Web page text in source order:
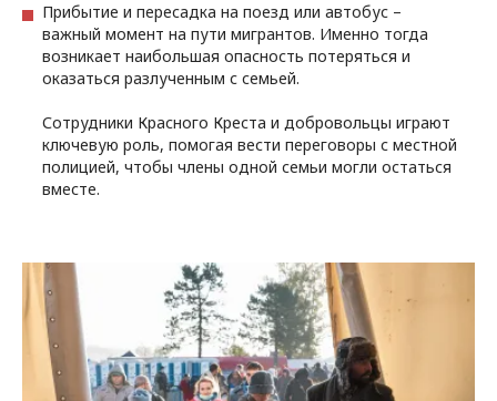
Прибытие и пересадка на поезд или автобус –
важный момент на пути мигрантов. Именно тогда
возникает наибольшая опасность потеряться и
оказаться разлученным с семьей.
Сотрудники Красного Креста и добровольцы играют
ключевую роль, помогая вести переговоры с местной
полицией, чтобы члены одной семьи могли остаться
вместе.